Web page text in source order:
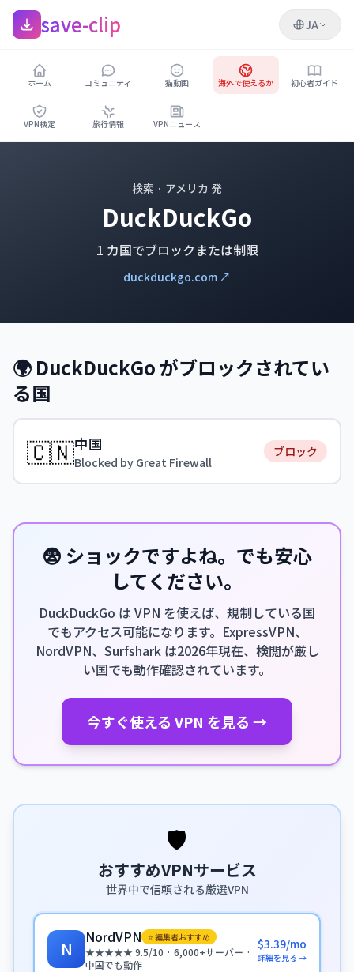
save-clip JA
ホーム コミュニティ 猫動画 海外で使えるか 初心者ガイド
VPN検定 旅行情報 VPNニュース
検索 · アメリカ 発
DuckDuckGo
1 カ国でブロックまたは制限
duckduckgo.com ↗
🌍 DuckDuckGo がブロックされてい
る国
🇨🇳中国
Blocked by Great Firewall
ブロック
😨 ショックですよね。でも安心
してください。
DuckDuckGo は VPN を使えば、規制している国
でもアクセス可能になります。ExpressVPN、
NordVPN、Surfshark は2026年現在、検閲が厳し
い国でも動作確認されています。
今すぐ使える VPN を見る →
🛡️
おすすめVPNサービス
世界中で信頼される厳選VPN
N
NordVPN ⭐ 編集者おすすめ
★★★★★ 9.5/10 · 6,000+サーバー ·
中国でも動作
$3.39/mo
詳細を見る →